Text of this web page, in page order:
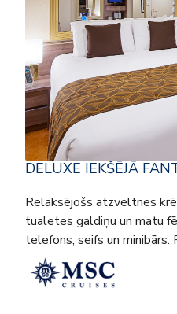
DELUXE IEKŠĒJĀ
Relaksējošs atzveltnes
tualetes galdiņu un matu
telefons, seifs un minibārs.